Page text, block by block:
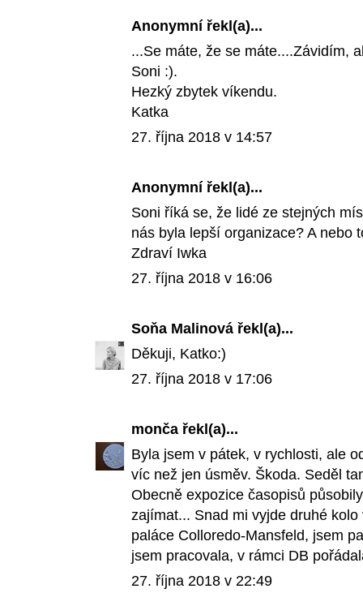
Anonymní řekl(a)...
...Se máte, že se máte....Závidím,
Soni :).
Hezký zbytek víkendu.
Katka
27. října 2018 v 14:57
Anonymní řekl(a)...
Soni říká se, že lidé ze stejných
nás byla lepší organizace? A nebo
Zdraví Iwka
27. října 2018 v 16:06
Soňa Malinová řekl(a)...
Děkuji, Katko:)
27. října 2018 v 17:06
monča řekl(a)...
Byla jsem v pátek, v rychlosti, ale
víc než jen úsměv. Škoda. Seděl
Obecně expozice časopisů
zajímat... Snad mi vyjde druhé
paláce Colloredo-Mansfeld, jsem
jsem pracovala, v rámci DB
27. října 2018 v 22:49